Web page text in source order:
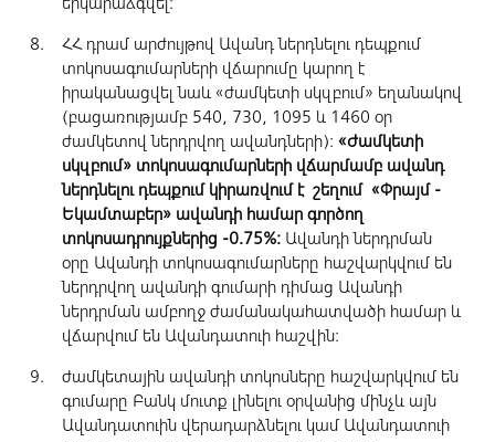
ՀՀ դրամ արժույթով Ավանդ ներդնելու դեպքում
տոկոսագումարների վճարումը կարող է
իրականացվել նաև «ժամկետի սկզբում» եղանակով
(բացառությամբ 540, 730, 1095 և 1460 օր
ժամկետով ներդրվող ավանդների): «Ժամկետի
սկզբում» տոկոսագումարների վճարմամբ ավանդ
ներդնելու դեպքում կիրառվում է շեղում «Փրայմ -
Եկամտաբեր» ավանդի համար գործող
տոկոսադրույքներից -0.75%: Ավանդի ներդրման
օրը Ավանդի տոկոսագումարները հաշվարկվում են
ներդրվող ավանդի գումարի դիմաց Ավանդի
ներդրման ամբողջ ժամանակահատվածի համար և
վճարվում են Ավանդատուի հաշվին:
ժամկետային ավանդի տոկոսները հաշվարկվում են
գումարը Բանկ մուտք լինելու օրվանից մինչև այն
Ավանդատուին վերադարձնելու կամ Ավանդատուի